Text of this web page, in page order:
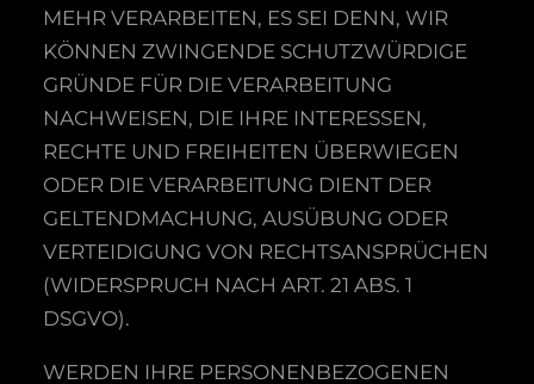
MEHR VERARBEITEN, ES SEI DENN, WIR
KÖNNEN ZWINGENDE SCHUTZWÜRDIGE
GRÜNDE FÜR DIE VERARBEITUNG
NACHWEISEN, DIE IHRE INTERESSEN,
RECHTE UND FREIHEITEN ÜBERWIEGEN
ODER DIE VERARBEITUNG DIENT DER
GELTENDMACHUNG, AUSÜBUNG ODER
VERTEIDIGUNG VON RECHTSANSPRÜCHEN
(WIDERSPRUCH NACH ART. 21 ABS. 1
DSGVO).
WERDEN IHRE PERSONENBEZOGENEN